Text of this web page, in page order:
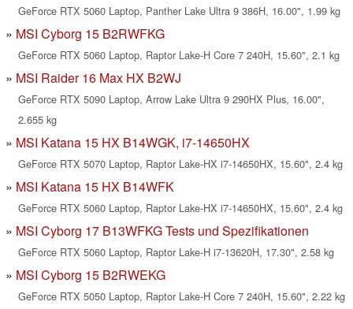
GeForce RTX 5060 Laptop, Panther Lake Ultra 9 386H, 16.00", 1.99 kg
MSI Cyborg 15 B2RWFKG
GeForce RTX 5060 Laptop, Raptor Lake-H Core 7 240H, 15.60", 2.1 kg
MSI Raider 16 Max HX B2WJ
GeForce RTX 5090 Laptop, Arrow Lake Ultra 9 290HX Plus, 16.00",
2.655 kg
MSI Katana 15 HX B14WGK, i7-14650HX
GeForce RTX 5070 Laptop, Raptor Lake-HX i7-14650HX, 15.60", 2.4 kg
MSI Katana 15 HX B14WFK
GeForce RTX 5060 Laptop, Raptor Lake-HX i7-14650HX, 15.60", 2.4 kg
MSI Cyborg 17 B13WFKG Tests und Spezifikationen
GeForce RTX 5060 Laptop, Raptor Lake-H i7-13620H, 17.30", 2.58 kg
MSI Cyborg 15 B2RWEKG
GeForce RTX 5050 Laptop, Raptor Lake-H Core 7 240H, 15.60", 2.22 kg